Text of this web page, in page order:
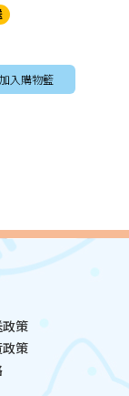
加入購物籃
策
策